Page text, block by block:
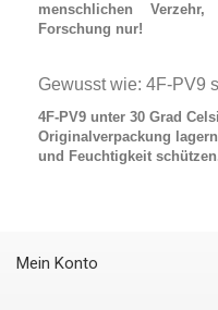
menschlichen
Forschung nur!
Gewusst wie: 4F-PV9
4F-PV9 unter 30 Grad
Originalverpackung
und Feuchtigkeit
Mein Konto